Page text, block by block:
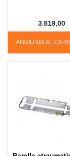
AGGIUNGI AL
3.819,00